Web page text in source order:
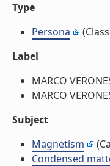
Type
Persona
Label
MARCO
MARCO
Subject
Magnetism
Condensed